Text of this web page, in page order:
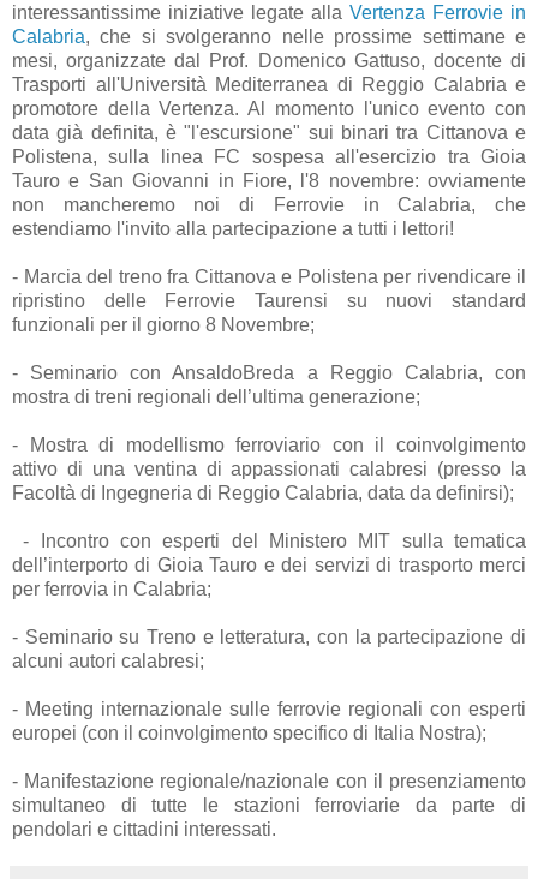
interessantissime iniziative legate alla Vertenza Ferrovie in
Calabria, che si svolgeranno nelle prossime settimane e
mesi, organizzate dal Prof. Domenico Gattuso, docente di
Trasporti all'Università Mediterranea di Reggio Calabria e
promotore della Vertenza. Al momento l'unico evento con
data già definita, è "l'escursione" sui binari tra Cittanova e
Polistena, sulla linea FC sospesa all'esercizio tra Gioia
Tauro e San Giovanni in Fiore, l'8 novembre: ovviamente
non mancheremo noi di Ferrovie in Calabria, che
estendiamo l'invito alla partecipazione a tutti i lettori!
- Marcia del treno fra Cittanova e Polistena per rivendicare il
ripristino delle Ferrovie Taurensi su nuovi standard
funzionali per il giorno 8 Novembre;
- Seminario con AnsaldoBreda a Reggio Calabria, con
mostra di treni regionali dell’ultima generazione;
- Mostra di modellismo ferroviario con il coinvolgimento
attivo di una ventina di appassionati calabresi (presso la
Facoltà di Ingegneria di Reggio Calabria, data da definirsi);
- Incontro con esperti del Ministero MIT sulla tematica
dell’interporto di Gioia Tauro e dei servizi di trasporto merci
per ferrovia in Calabria;
- Seminario su Treno e letteratura, con la partecipazione di
alcuni autori calabresi;
- Meeting internazionale sulle ferrovie regionali con esperti
europei (con il coinvolgimento specifico di Italia Nostra);
- Manifestazione regionale/nazionale con il presenziamento
simultaneo di tutte le stazioni ferroviarie da parte di
pendolari e cittadini interessati.